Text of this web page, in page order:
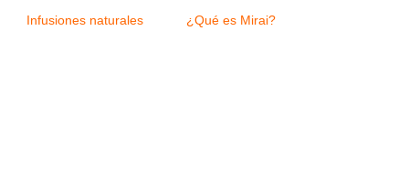
Infusiones naturales ¿Qué es Mirai?